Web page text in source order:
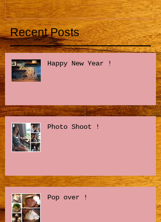
Recent Posts
Happy New Year !
Photo Shoot !
Pop over !